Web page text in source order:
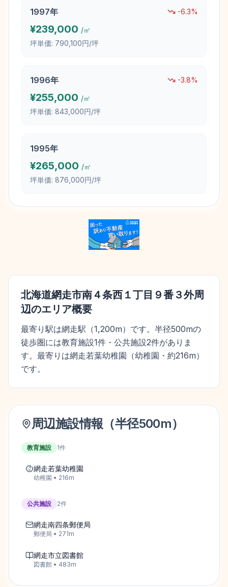
1997年 -6.3%
¥239,000 /㎡
坪単価: 790,100円/坪
1996年 -3.8%
¥255,000 /㎡
坪単価: 843,000円/坪
1995年
¥265,000 /㎡
坪単価: 876,000円/坪
北海道網走市南４条西１丁目９番３外周
辺のエリア概要
最寄り駅は網走駅（1,200m）です。半径500mの
徒歩圏には教育施設1件・公共施設2件がありま
す。最寄りは網走若葉幼稚園（幼稚園・約216m）
です。
周辺施設情報（半径500m）
教育施設 1件
網走若葉幼稚園
幼稚園 • 216m
公共施設 2件
網走南四条郵便局
郵便局 • 271m
網走市立図書館
図書館 • 483m